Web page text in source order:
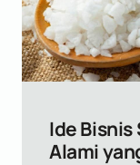
Ide
Alami